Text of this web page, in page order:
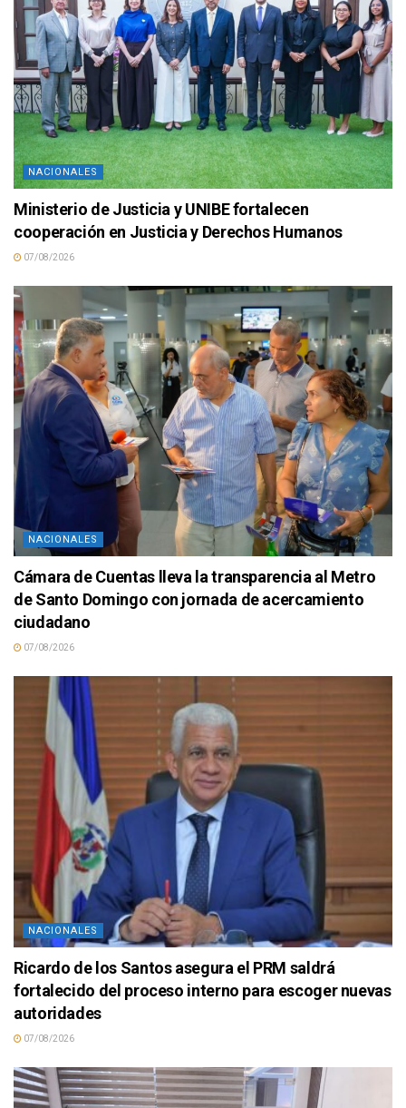
NACIONALES
Ministerio de Justicia y UNIBE fortalecen
cooperación en Justicia y Derechos Humanos
07/08/2026
NACIONALES
Cámara de Cuentas lleva la transparencia al Metro
de Santo Domingo con jornada de acercamiento
ciudadano
07/08/2026
NACIONALES
Ricardo de los Santos asegura el PRM saldrá
fortalecido del proceso interno para escoger nuevas
autoridades
07/08/2026